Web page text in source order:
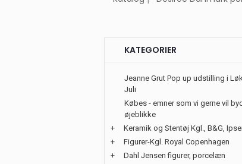
KATEGORIER
Jeanne Grut Pop up udstilling i
Juli
Købes - emner som vi gerne vil
øjeblikke
+
Keramik og Stentøj Kgl., B&G,
+
Figurer-Kgl. Royal Copenhagen
+
Dahl Jensen figurer, porcelæn